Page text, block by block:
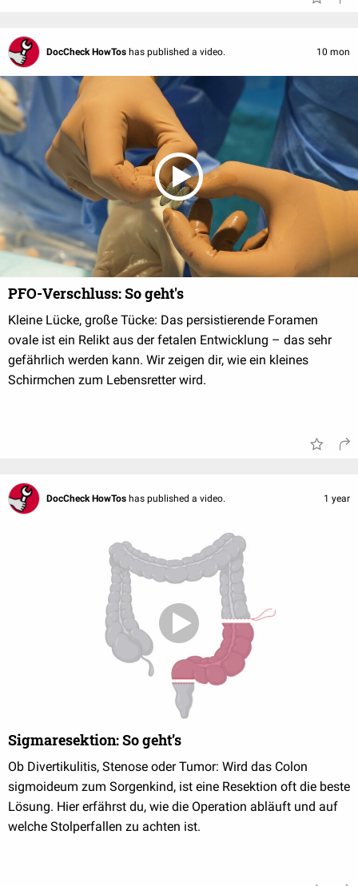
DocCheck HowTos has published a video. 10 mon
PFO-Verschluss: So geht's
Kleine Lücke, große Tücke: Das persistierende Foramen
ovale ist ein Relikt aus der fetalen Entwicklung – das sehr
gefährlich werden kann. Wir zeigen dir, wie ein kleines
Schirmchen zum Lebensretter wird.
DocCheck HowTos has published a video. 1 year
Sigmaresektion: So geht’s
Ob Divertikulitis, Stenose oder Tumor: Wird das Colon
sigmoideum zum Sorgenkind, ist eine Resektion oft die beste
Lösung. Hier erfährst du, wie die Operation abläuft und auf
welche Stolperfallen zu achten ist.